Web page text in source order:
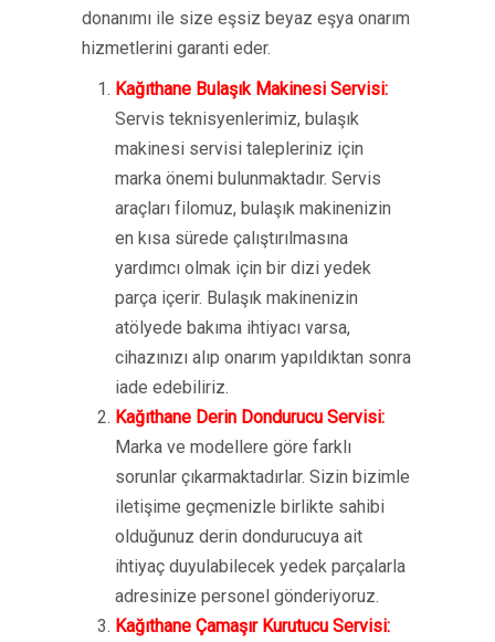
donanımı ile size eşsiz beyaz eşya onarım
hizmetlerini garanti eder.
Kağıthane Bulaşık Makinesi Servisi:
Servis teknisyenlerimiz, bulaşık
makinesi servisi talepleriniz için
marka önemi bulunmaktadır. Servis
araçları filomuz, bulaşık makinenizin
en kısa sürede çalıştırılmasına
yardımcı olmak için bir dizi yedek
parça içerir. Bulaşık makinenizin
atölyede bakıma ihtiyacı varsa,
cihazınızı alıp onarım yapıldıktan sonra
iade edebiliriz.
Kağıthane Derin Dondurucu Servisi:
Marka ve modellere göre farklı
sorunlar çıkarmaktadırlar. Sizin bizimle
iletişime geçmenizle birlikte sahibi
olduğunuz derin dondurucuya ait
ihtiyaç duyulabilecek yedek parçalarla
adresinize personel gönderiyoruz.
Kağıthane Çamaşır Kurutucu Servisi: